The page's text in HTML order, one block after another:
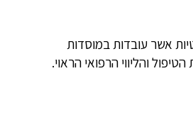
אשר עובדות במוסדות
והליווי הרפואי הראוי.